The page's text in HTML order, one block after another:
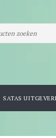
SATAS